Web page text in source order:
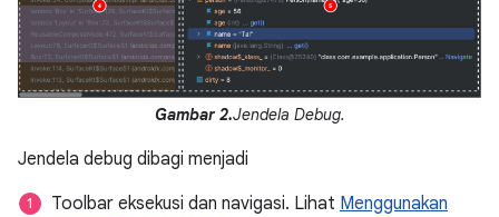
Gambar 2.Jendela Debug.
Jendela debug dibagi menjadi
Toolbar eksekusi dan navigasi. Lihat Menggunakan